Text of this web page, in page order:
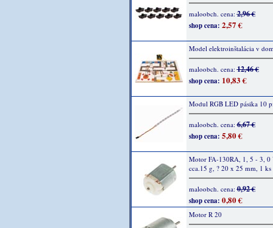
maloobch. cena:2,96 €
shop cena: 2,57 €
Model elektroinštalácia v
maloobch. cena:12,46 €
shop cena: 10,83 €
Modul RGB LED pásika 10
maloobch. cena:6,67 €
shop cena: 5,80 €
Motor FA-130RA, 1, 5 - 3, 0
cca.15 g, ? 20 x 25 mm, 1 ks
maloobch. cena:0,92 €
shop cena: 0,80 €
Motor R 20